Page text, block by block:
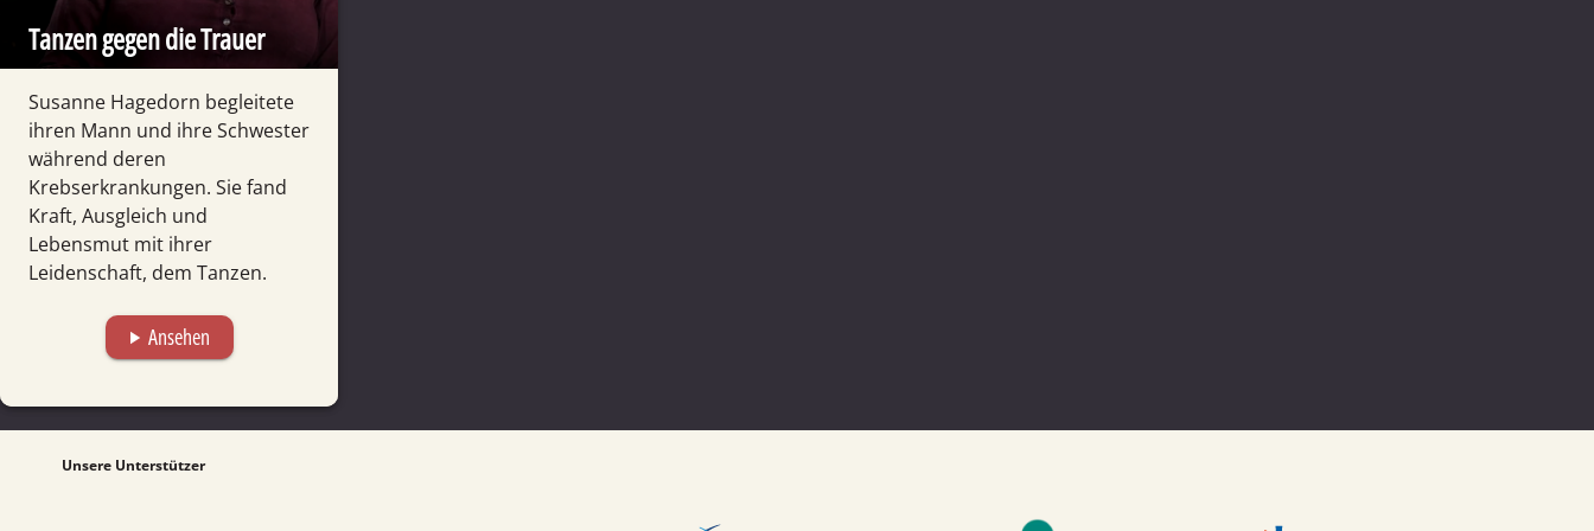
Tanzen gegen die Trauer
Susanne Hagedorn begleitete
ihren Mann und ihre Schwester
während deren
Krebserkrankungen. Sie fand
Kraft, Ausgleich und
Lebensmut mit ihrer
Leidenschaft, dem Tanzen.
play_arrow Ansehen
Unsere Unterstützer